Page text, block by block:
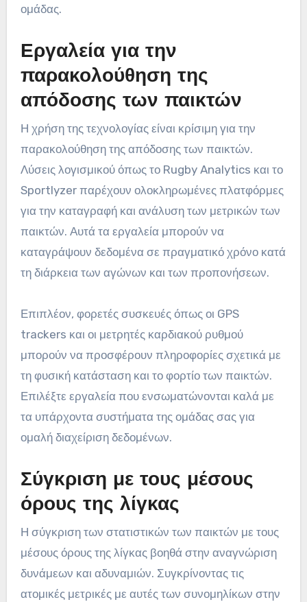
ομάδας.
Εργαλεία για την
παρακολούθηση της
απόδοσης των παικτών
Η χρήση της τεχνολογίας είναι κρίσιμη για την
παρακολούθηση της απόδοσης των παικτών.
Λύσεις λογισμικού όπως το Rugby Analytics και το
Sportlyzer παρέχουν ολοκληρωμένες πλατφόρμες
για την καταγραφή και ανάλυση των μετρικών των
παικτών. Αυτά τα εργαλεία μπορούν να
καταγράψουν δεδομένα σε πραγματικό χρόνο κατά
τη διάρκεια των αγώνων και των προπονήσεων.
Επιπλέον, φορετές συσκευές όπως οι GPS
trackers και οι μετρητές καρδιακού ρυθμού
μπορούν να προσφέρουν πληροφορίες σχετικά με
τη φυσική κατάσταση και το φορτίο των παικτών.
Επιλέξτε εργαλεία που ενσωματώνονται καλά με
τα υπάρχοντα συστήματα της ομάδας σας για
ομαλή διαχείριση δεδομένων.
Σύγκριση με τους μέσους
όρους της λίγκας
Η σύγκριση των στατιστικών των παικτών με τους
μέσους όρους της λίγκας βοηθά στην αναγνώριση
δυνάμεων και αδυναμιών. Συγκρίνοντας τις
ατομικές μετρικές με αυτές των συνομηλίκων στην